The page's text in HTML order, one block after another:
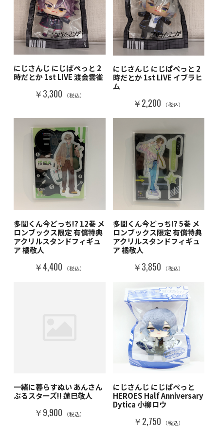
にじさんじ にじぱぺっと 2
時だとか 1st LIVE 渡会雲雀
￥3,300 （税込）
にじさんじ にじぱぺっと 2
時だとか 1st LIVE イブラヒ
ム
￥2,200 （税込）
多聞くん今どっち!? 12巻 メ
ロンブックス限定 有償特典
アクリルスタンドフィギュ
ア 橘敬人
￥4,400 （税込）
多聞くん今どっち!? 5巻 メ
ロンブックス限定 有償特典
アクリルスタンドフィギュ
ア 橘敬人
￥3,850 （税込）
一緒に暮らすぬい あんさん
ぶるスターズ!! 蓮巳敬人
￥9,900 （税込）
にじさんじ にじぱぺっと
HEROES Half Anniversary
Dytica 小柳ロウ
￥2,750 （税込）